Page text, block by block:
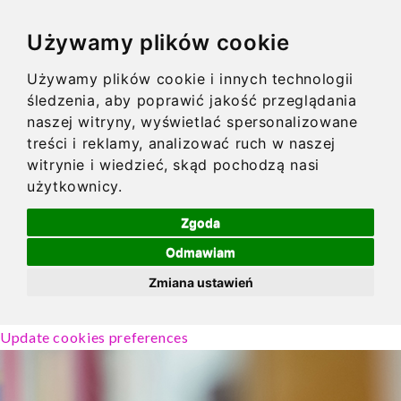
Używamy plików cookie
Używamy plików cookie i innych technologii
śledzenia, aby poprawić jakość przeglądania
naszej witryny, wyświetlać spersonalizowane
treści i reklamy, analizować ruch w naszej
witrynie i wiedzieć, skąd pochodzą nasi
użytkownicy.
Zgoda
Odmawiam
Zmiana ustawień
Update cookies preferences